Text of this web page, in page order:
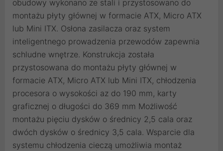
obudowy wykonano ze stali i przystosowano do
montażu płyty głównej w formacie ATX, Micro ATX
lub Mini ITX. Osłona zasilacza oraz system
inteligentnego prowadzenia przewodów zapewnia
schludne wnętrze. Konstrukcja została
przystosowana do montażu płyty głównej w
formacie ATX, Micro ATX lub Mini ITX, chłodzenia
procesora o wysokości az do 190 mm, karty
graficznej o długości do 369 mm Możliwość
montażu pięciu dysków o średnicy 2,5 cala oraz
dwóch dysków o średnicy 3,5 cala. Wsparcie dla
systemu chłodzenia cieczą umożliwia montaż